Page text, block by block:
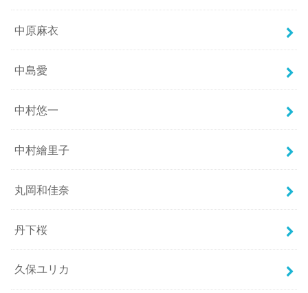
中原麻衣
中島愛
中村悠一
中村繪里子
丸岡和佳奈
丹下桜
久保ユリカ